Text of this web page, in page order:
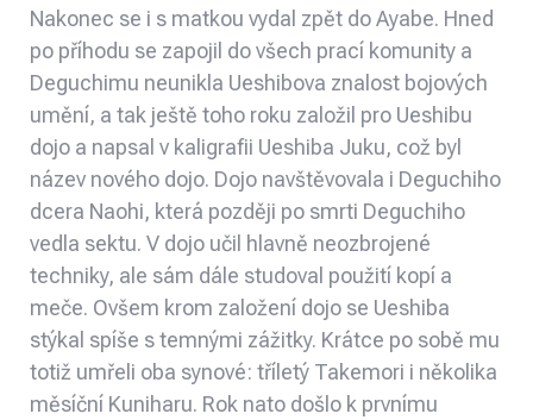
Nakonec se i s matkou vydal zpět do Ayabe. Hned
po příhodu se zapojil do všech prací komunity a
Deguchimu neunikla Ueshibova znalost bojových
umění, a tak ještě toho roku založil pro Ueshibu
dojo a napsal v kaligrafii Ueshiba Juku, což byl
název nového dojo. Dojo navštěvovala i Deguchiho
dcera Naohi, která později po smrti Deguchiho
vedla sektu. V dojo učil hlavně neozbrojené
techniky, ale sám dále studoval použití kopí a
meče. Ovšem krom založení dojo se Ueshiba
stýkal spíše s temnými zážitky. Krátce po sobě mu
totiž umřeli oba synové: tříletý Takemori i několika
měsíční Kuniharu. Rok nato došlo k prvnímu